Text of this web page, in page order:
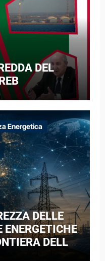
DEL
Energetica
DELLE
DELLA